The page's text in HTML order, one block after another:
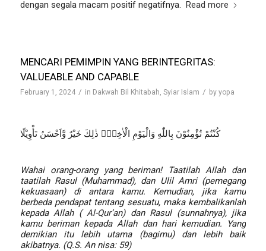
dengan segala macam positif negatifnya. Read more
MENCARI PEMIMPIN YANG BERINTEGRITAS:
VALUEABLE AND CAPABLE
February 1, 2024 / in Dakwah Bil Khitabah, Syiar Islam / by yopa
كُنْتُمْ تُؤْمِنُوْنَ بِاللّٰهِ وَالْيَوْمِ الْاٰخِرِۗ ذٰلِكَ خَيْرٌ وَّاَحْسَنُ تَأْوِيْلًا
Wahai orang-orang yang beriman! Taatilah Allah dan
taatilah Rasul (Muhammad), dan Ulil Amri (pemegang
kekuasaan) di antara kamu. Kemudian, jika kamu
berbeda pendapat tentang sesuatu, maka kembalikanlah
kepada Allah (Al-Qur’an) dan Rasul (sunnahnya), jika
kamu beriman kepada Allah dan hari kemudian. Yang
demikian itu lebih utama (bagimu) dan lebih baik
akibatnya. (Q.S. An nisa: 59)